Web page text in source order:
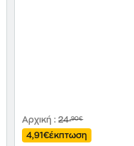
Αρχική:24,90€
4,91€έκπτωση